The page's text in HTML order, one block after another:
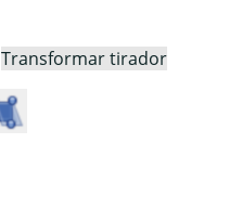
Transformar tirador